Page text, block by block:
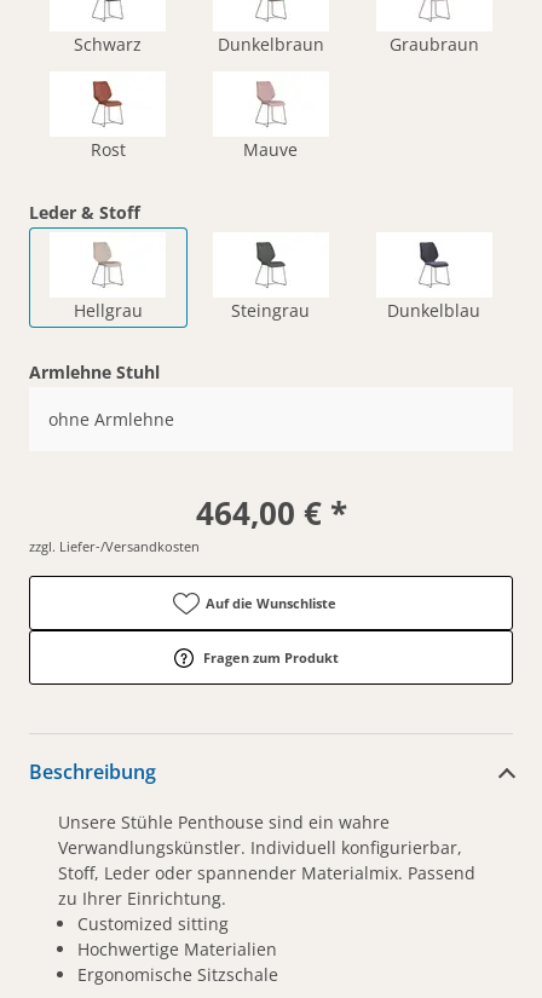
Schwarz Dunkelbraun Graubraun
Rost Mauve
Leder & Stoff
Hellgrau Steingrau Dunkelblau
Armlehne Stuhl
ohne Armlehne
464,00 € *
zzgl. Liefer-/Versandkosten
Auf die Wunschliste
Fragen zum Produkt
Beschreibung
Unsere Stühle Penthouse sind ein wahre
Verwandlungskünstler. Individuell konfigurierbar,
Stoff, Leder oder spannender Materialmix. Passend
zu Ihrer Einrichtung.
Customized sitting
Hochwertige Materialien
Ergonomische Sitzschale